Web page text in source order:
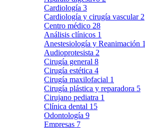
Cardiología 3
Cardiología y cirugía vascular 2
Centro médico 28
Análisis clínicos 1
Anestesiología y Reanimación 1
Audioprotesista 2
Cirugía general 8
Cirugía estética 4
Cirugía maxilofacial 1
Cirugía plástica y reparadora 5
Cirujano pediatra 1
Clínica dental 15
Odontología 9
Empresas 7